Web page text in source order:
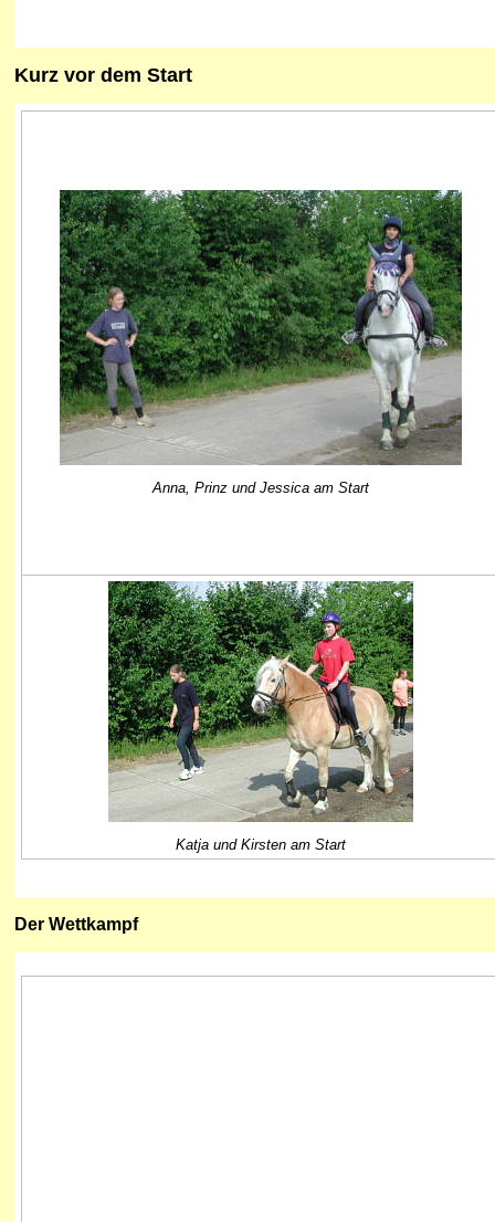
Kurz vor dem Start
Anna, Prinz und Jessica am Start
Katja und Kirsten am Start
Der Wettkampf